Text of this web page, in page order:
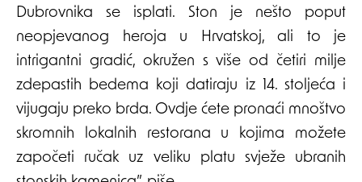
Dubrovnika se isplati. Ston je nešto poput
neopjevanog heroja u Hrvatskoj, ali to je
intrigantni gradić, okružen s više od četiri milje
zdepastih bedema koji datiraju iz 14. stoljeća i
vijugaju preko brda. Ovdje ćete pronaći mnoštvo
skromnih lokalnih restorana u kojima možete
započeti ručak uz veliku platu svježe ubranih